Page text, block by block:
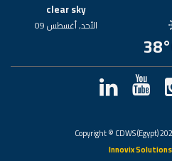
clear sky
الأحد, أغسطس 09
Copyright © CDWS (Egypt)
Innovix Solutions